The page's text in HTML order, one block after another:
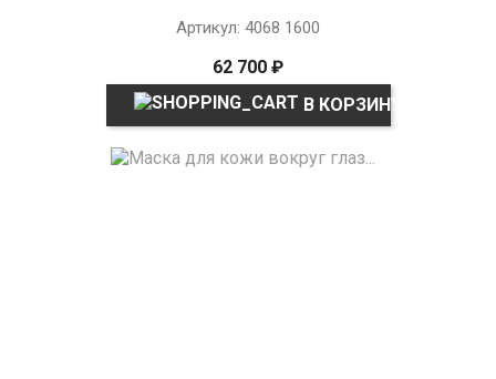
Артикул: 4068 1600
62 700 ₽
В КОРЗИНУ